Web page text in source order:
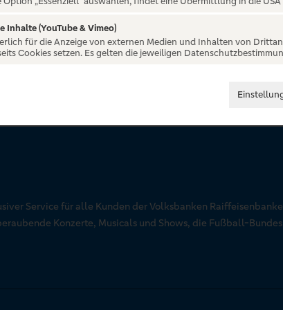
Service für alle Kunden der Volksbanken
Konzerte, Musicals und Shows, die Fußball-
Inhalte (YouTube & Vimeo)
für die Anzeige von externen Medien und Inhalten von
Cookies setzen. Es gelten die jeweiligen